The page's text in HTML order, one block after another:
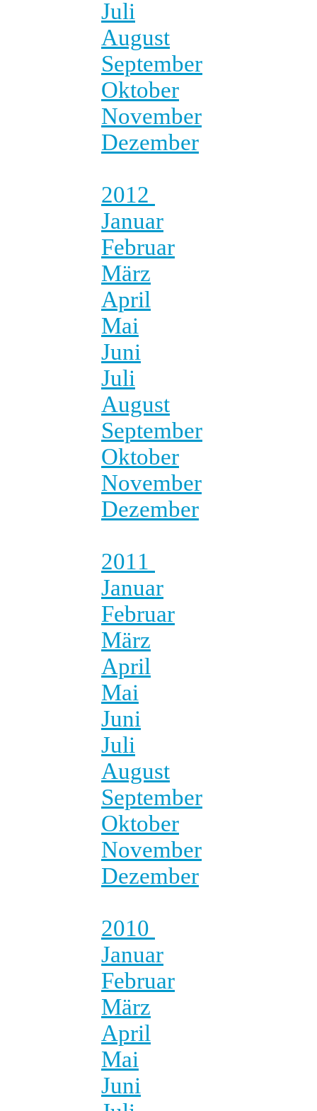
Juli
August
September
Oktober
November
Dezember
2012
Januar
Februar
März
April
Mai
Juni
Juli
August
September
Oktober
November
Dezember
2011
Januar
Februar
März
April
Mai
Juni
Juli
August
September
Oktober
November
Dezember
2010
Januar
Februar
März
April
Mai
Juni